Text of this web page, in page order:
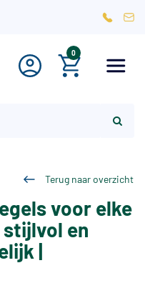
0
Terug naar overzicht
voor elke
en
|